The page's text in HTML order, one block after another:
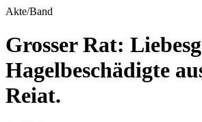
Akte/Band
Grosser Rat:
Hagelbeschädigte
Reiat.